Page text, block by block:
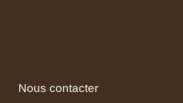
Nous contacter